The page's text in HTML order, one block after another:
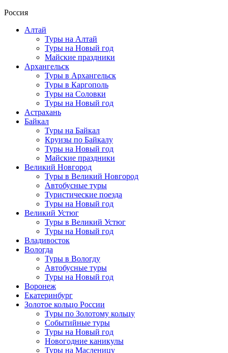
Россия
Алтай
Туры на Алтай
Туры на Новый год
Майские праздники
Архангельск
Туры в Архангельск
Туры в Каргополь
Туры на Соловки
Туры на Новый год
Астрахань
Байкал
Туры на Байкал
Круизы по Байкалу
Туры на Новый год
Майские праздники
Великий Новгород
Туры в Великий Новгород
Автобусные туры
Туристические поезда
Туры на Новый год
Великий Устюг
Туры в Великий Устюг
Туры на Новый год
Владивосток
Вологда
Туры в Вологду
Автобусные туры
Туры на Новый год
Воронеж
Екатеринбург
Золотое кольцо России
Туры по Золотому кольцу
Событийные туры
Туры на Новый год
Новогодние каникулы
Туры на Масленицу